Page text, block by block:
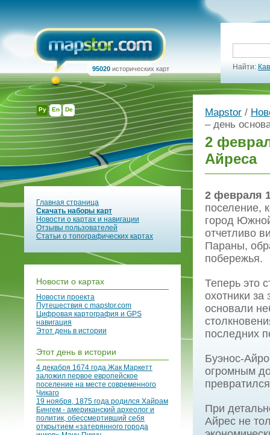
Ру En De
95020 исторических карт Найти:
Главная страница
Скачать наборы карт
Новости о картах и навигации
Отзывы пользователей
Статьи о топографических картах
Новости о картах
Новости проекта
Путешествия с mapstor.com
Цифровая картография и GPS
навигация
Этот день в истории
Этот день в истории
4 декабря 1674 года Жак Маркетт
заложил первое европейское
поселение на месте современного
Чикаго
19 ноября, 1875 года родился Хайрам
Бингем - американский археолог и
политик, обессмертивший себя
открытием «затерянного города
Mapstor /
– день
2
Айреса
2 февраля
поселение,
город
отчетливо
Параны,
побережья.
Теперь это
охотники
основали
последних
Буэнос-
огромным
При
Айрес не